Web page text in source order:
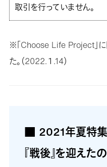
取引を行っていません。
※「Choose Life Project」
た。（2022.１.14）
■ 2021年夏特集
『戦後』を迎えたの